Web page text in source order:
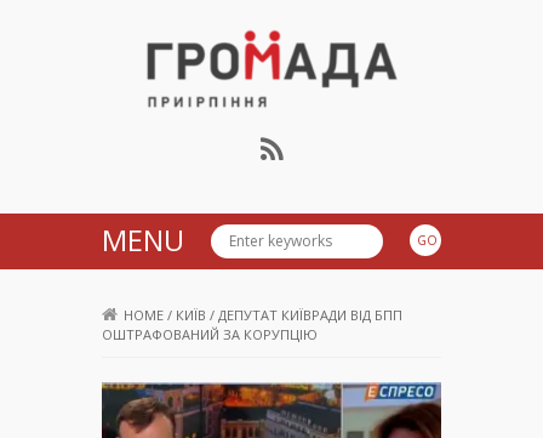
Громада Приірпіння
MENU
HOME / КИЇВ / ДЕПУТАТ КИЇВРАДИ ВІД БПП
ОШТРАФОВАНИЙ ЗА КОРУПЦІЮ